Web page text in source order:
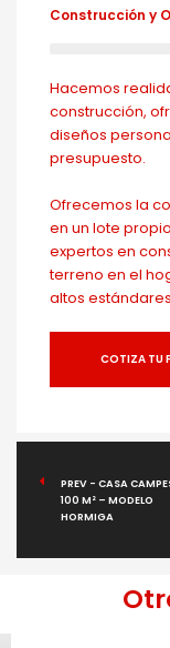
Construcción y
Hacemos
construcción,
diseños
presupuesto.
Ofrecemos la
en un lote
expertos en
terreno en el
altos
COTIZA TU
PREV - CASA
100 M² – MODELO
HORMIGA